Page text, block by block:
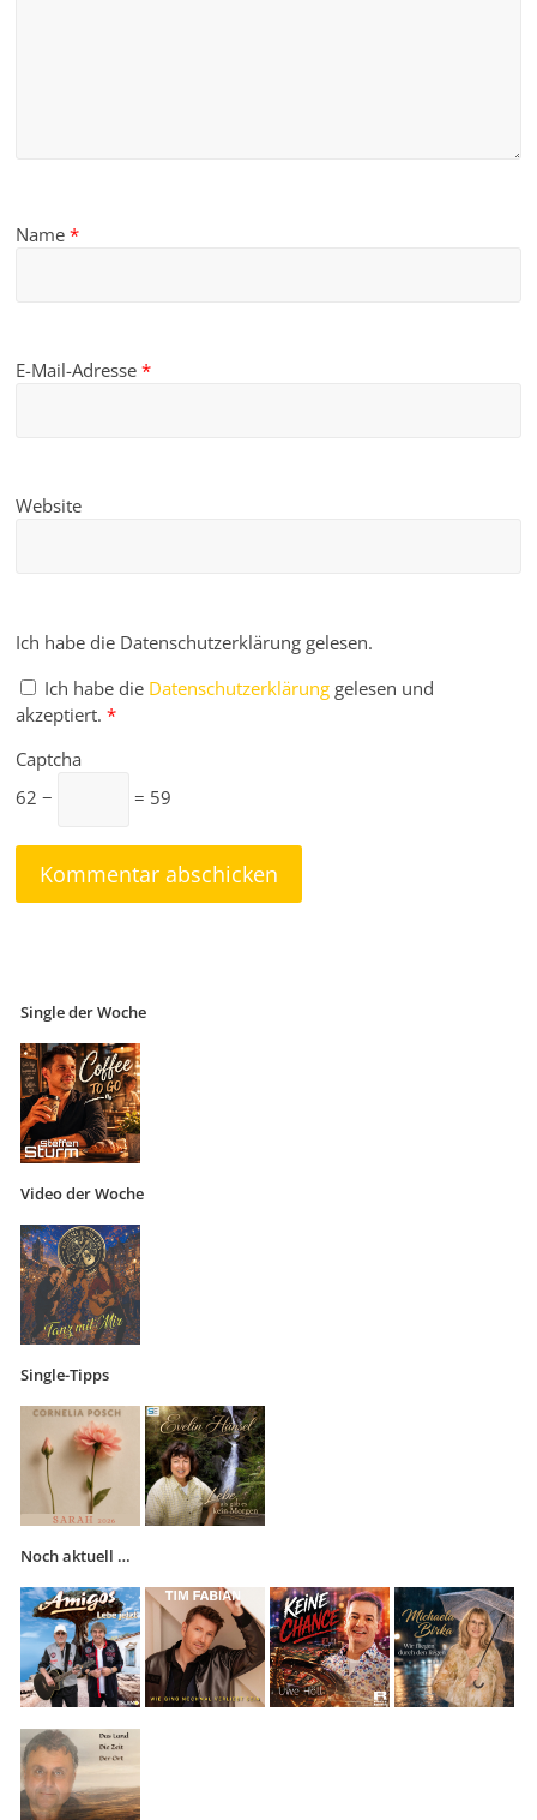
Name*
E-Mail-Adresse*
Website
Ich habe die Datenschutzerklärung gelesen.
Ich habe die Datenschutzerklärung gelesen und
akzeptiert. *
Captcha
62 −
= 59
Single der Woche
Video der Woche
Single-Tipps
Noch aktuell …